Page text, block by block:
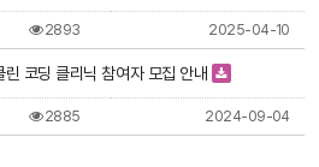
2893 2025-04-10
코딩 클리닉 참여자 모집 안내
2885 2024-09-04